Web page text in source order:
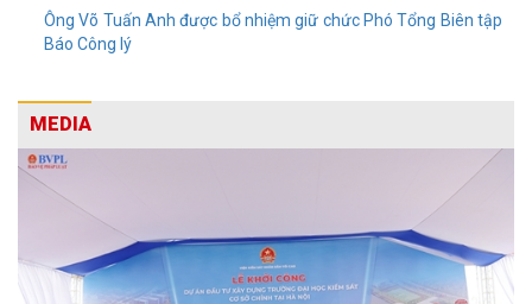
Ông Võ Tuấn Anh được bổ nhiệm giữ chức Phó Tổng Biên tập
Báo Công lý
MEDIA